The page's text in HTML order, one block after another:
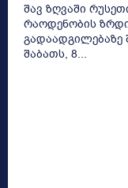
შავ ზღვაში
რაოდენობის
გადაადგილებაზე
შაბათს, 8...